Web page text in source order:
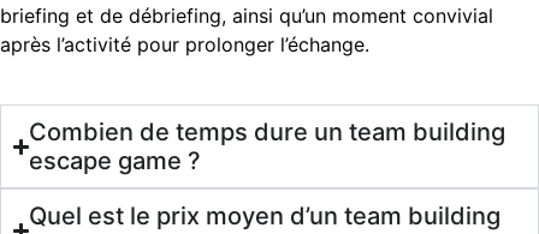
briefing et de débriefing, ainsi qu’un moment convivial
après l’activité pour prolonger l’échange.
Combien de temps dure un team building
escape game ?
Quel est le prix moyen d’un team building